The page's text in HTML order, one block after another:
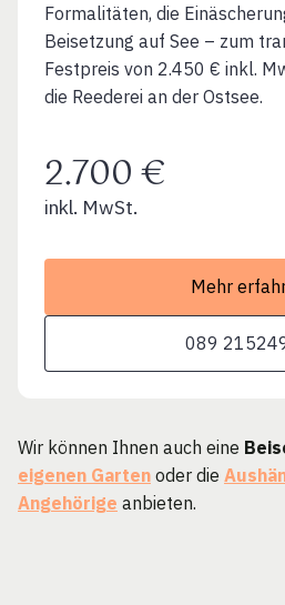
Formalitäten, die
Beisetzung auf See – zum
Festpreis von 2.450 € inkl.
die Reederei an der Ostsee.
2.700 €
inkl. MwSt.
Mehr
089
Wir können Ihnen auch eine
eigenen Garten oder die
Angehörige anbieten.